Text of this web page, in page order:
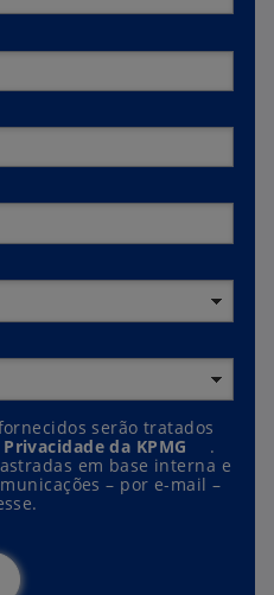
serão tratados
da KPMG
.
em base interna e
– por e-mail –